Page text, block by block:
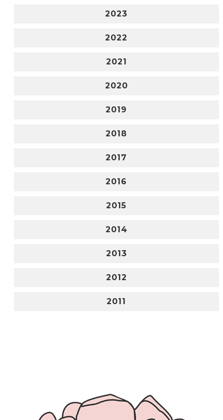
2023
2022
2021
2020
2019
2018
2017
2016
2015
2014
2013
2012
2011